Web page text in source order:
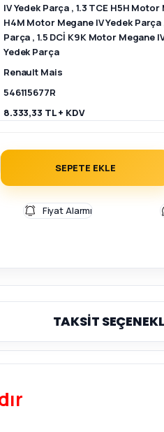
IV Yedek Parça , 1.3 TCE H5H Motor
H4M Motor Megane IV Yedek Parça
Parça , 1.5 DCİ K9K Motor Megane
Yedek Parça
Renault Mais
546115677R
8.333,33 TL + KDV
SEPETE EKLE
Fiyat Alarmı
TAKSİT